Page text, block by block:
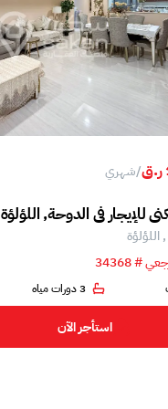
/شهري
للإيجار في الدوحة, اللؤلؤة
اللؤلؤة
# 34368
3 دورات مياه
استأجر الآن